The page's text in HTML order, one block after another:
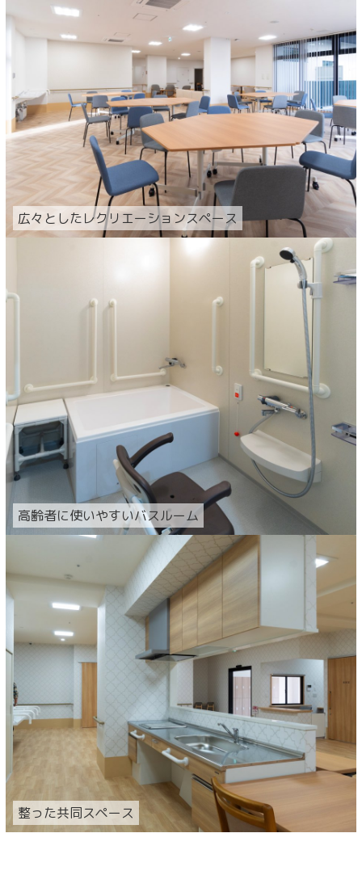
広々としたレクリエーションスペース
高齢者に使いやすいバスルーム
整った共同スペース